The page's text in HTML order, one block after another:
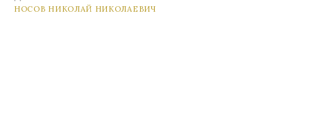
НОСОВ НИКОЛАЙ НИКОЛАЕВИЧ